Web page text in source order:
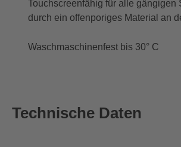
Touchscreenfähig für alle gängigen
durch ein offenporiges Material an
Waschmaschinenfest bis 30° C
Technische Daten